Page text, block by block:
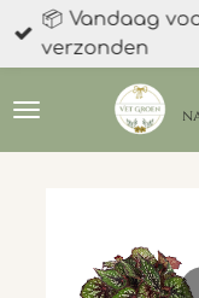
Ga
direct
de
📦 Vandaag
verzonden